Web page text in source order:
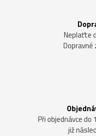
Neplaťte
Dopravné
Při objednávce
již